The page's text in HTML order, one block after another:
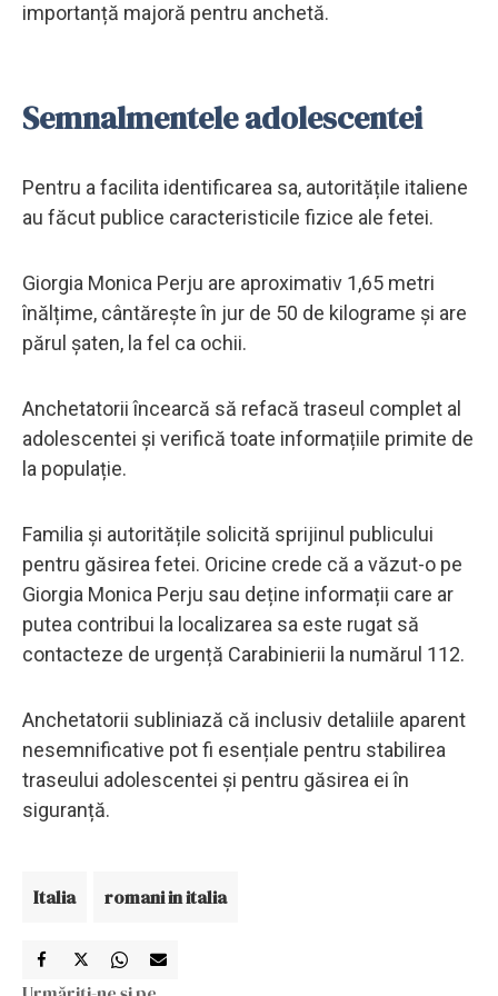
importanță majoră pentru anchetă.
Semnalmentele adolescentei
Pentru a facilita identificarea sa, autoritățile italiene
au făcut publice caracteristicile fizice ale fetei.
Giorgia Monica Perju are aproximativ 1,65 metri
înălțime, cântărește în jur de 50 de kilograme și are
părul șaten, la fel ca ochii.
Anchetatorii încearcă să refacă traseul complet al
adolescentei și verifică toate informațiile primite de
la populație.
Familia și autoritățile solicită sprijinul publicului
pentru găsirea fetei. Oricine crede că a văzut-o pe
Giorgia Monica Perju sau deține informații care ar
putea contribui la localizarea sa este rugat să
contacteze de urgență Carabinierii la numărul 112.
Anchetatorii subliniază că inclusiv detaliile aparent
nesemnificative pot fi esențiale pentru stabilirea
traseului adolescentei și pentru găsirea ei în
siguranță.
Italia romani in italia